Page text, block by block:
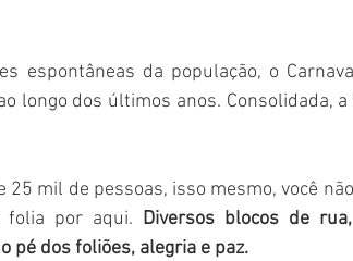
espontâneas da população, o
longo dos últimos anos. Consolidada,
25 mil de pessoas, isso mesmo, você
folia por aqui. Diversos blocos de
pé dos foliões, alegria e paz.